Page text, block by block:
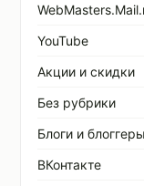
YouTube
Акции и скидки
Без рубрики
Блоги и блоггеры
ВКонтакте